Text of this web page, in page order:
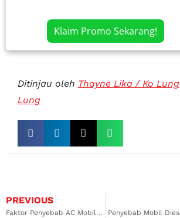
Klaim Promo Sekarang!
Ditinjau oleh Thayne Lika / Ko Lung
Lung
PREVIOUS
Faktor Penyebab AC Mobil Tidak Terasa Dingin dan Solusinya